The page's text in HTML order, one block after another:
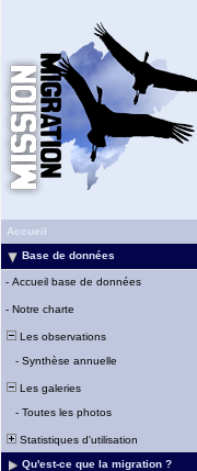
Accueil
Base de données
- Accueil base de données
- Notre charte
Les observations
- Synthèse annuelle
Les galeries
- Toutes les photos
Statistiques d'utilisation
Qu'est-ce que la migration ?